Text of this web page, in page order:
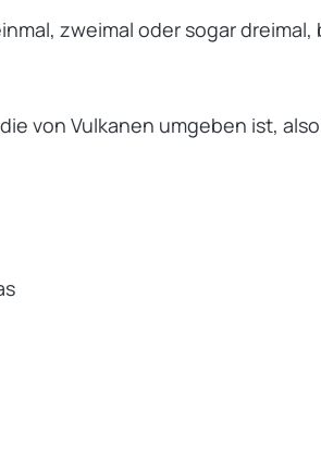
zweimal oder sogar
von Vulkanen umgeben ist,